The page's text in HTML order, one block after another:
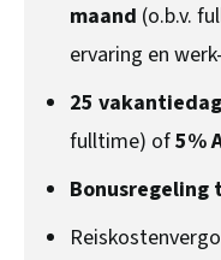
maand (o.b.v.
ervaring en
25
fulltime) of5%
Bonusregeling